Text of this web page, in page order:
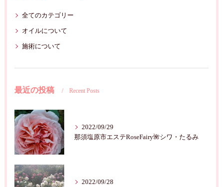
全てのカテゴリー
オイルについて
施術について
最近の投稿 Recent Posts
2022/09/29
那須塩原市エステRoseFairy🌺シワ・たるみ
2022/09/28